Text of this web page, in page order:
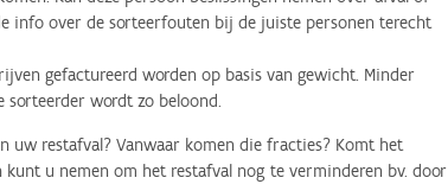
info over de sorteerfouten bij de juiste personen terecht
gefactureerd worden op basis van gewicht. Minder
sorteerder wordt zo beloond.
uw restafval? Vanwaar komen die fracties? Komt het
u nemen om het restafval nog te verminderen bv. door